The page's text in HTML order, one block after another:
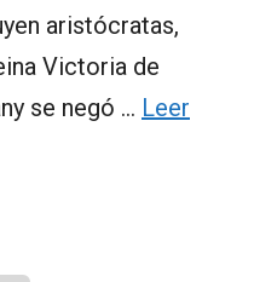
aristócratas,
Victoria de
se negó … Leer